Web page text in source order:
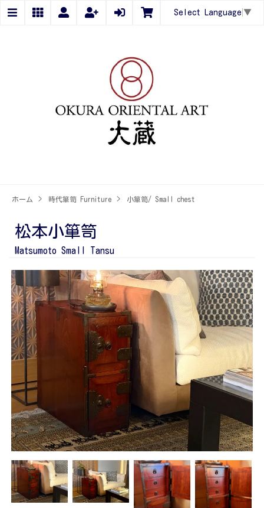
Select Language ▼
ホーム > 時代箪笥 Furniture > 小箪笥/ Small chest
松本小箪笥
Matsumoto Small Tansu